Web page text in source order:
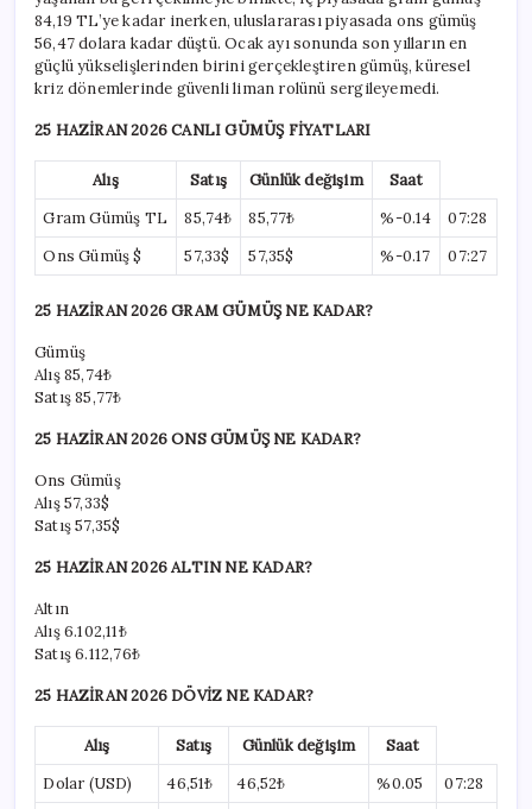
düşüş
durdurulamıyor
için
84,19 TL’ye kadar inerken, uluslararası piyasada ons gümüş
56,47 dolara kadar düştü. Ocak ayı sonunda son yılların en
güçlü yükselişlerinden birini gerçekleştiren gümüş, küresel
kriz dönemlerinde güvenli liman rolünü sergileyemedi.
25 HAZİRAN 2026 CANLI GÜMÜŞ FİYATLARI
Alış Satış Günlük değişim
Saat
Gram Gümüş TL
85,74₺ 85,77₺ %-0.14
07:28
Ons Gümüş $
57,33$ 57,35$ %-0.17 07:27
25 HAZİRAN 2026 GRAM GÜMÜŞ NE KADAR?
Gümüş
Alış85,74₺
Satış85,77₺
25 HAZİRAN 2026 ONS GÜMÜŞ NE KADAR?
Ons Gümüş
Alış57,33$
Satış57,35$
25 HAZİRAN 2026 ALTIN NE KADAR?
Altın
Alış6.102,11₺
Satış6.112,76₺
25 HAZİRAN 2026 DÖVİZ NE KADAR?
Alış Satış Günlük değişim
Saat
Dolar (USD)
46,51₺ 46,52₺ %0.05
07:28